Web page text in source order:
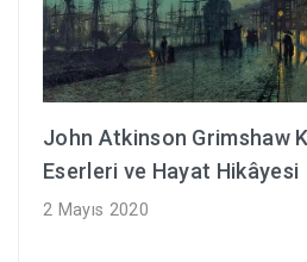
John Atkinson Grimshaw
Eserleri ve Hayat Hikâyesi
2 Mayıs 2020